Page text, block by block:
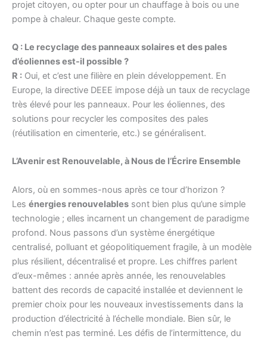
projet citoyen, ou opter pour un chauffage à bois ou une
pompe à chaleur. Chaque geste compte.
Q : Le recyclage des panneaux solaires et des pales
d’éoliennes est-il possible ?
R : Oui, et c’est une filière en plein développement. En
Europe, la directive DEEE impose déjà un taux de recyclage
très élevé pour les panneaux. Pour les éoliennes, des
solutions pour recycler les composites des pales
(réutilisation en cimenterie, etc.) se généralisent.
L’Avenir est Renouvelable, à Nous de l’Écrire Ensemble
Alors, où en sommes-nous après ce tour d’horizon ?
Les énergies renouvelables sont bien plus qu’une simple
technologie ; elles incarnent un changement de paradigme
profond. Nous passons d’un système énergétique
centralisé, polluant et géopolitiquement fragile, à un modèle
plus résilient, décentralisé et propre. Les chiffres parlent
d’eux-mêmes : année après année, les renouvelables
battent des records de capacité installée et deviennent le
premier choix pour les nouveaux investissements dans la
production d’électricité à l’échelle mondiale. Bien sûr, le
chemin n’est pas terminé. Les défis de l’intermittence, du